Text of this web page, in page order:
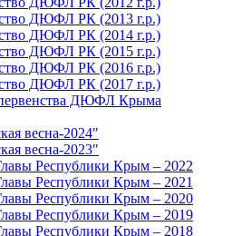
ДЮФЛ РК (2013 г.р.)
ДЮФЛ РК (2014 г.р.)
ДЮФЛ РК (2015 г.р.)
ДЮФЛ РК (2016 г.р.)
ДЮФЛ РК (2017 г.р.)
ДЮФЛ Крыма
весна-2024"
весна-2023"
Республики Крым – 2022
Республики Крым – 2021
Республики Крым – 2020
Республики Крым – 2019
Республики Крым – 2018